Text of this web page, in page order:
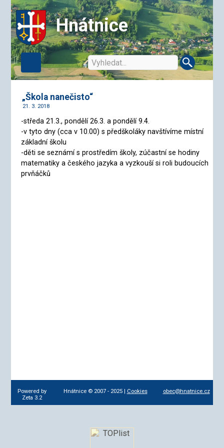
Hnátnice
„Škola nanečisto“
21. 3. 2018
-středa 21.3., pondělí 26.3. a pondělí 9.4.
-v tyto dny (cca v 10.00) s předškoláky navštívíme místní
základní školu
-děti se seznámí s prostředím školy, zúčastní se hodiny
matematiky a českého jazyka a vyzkouší si roli budoucích
prvňáčků
Powered by
Zeta 3.2
Hnátnice © 2007 - 2025 | Cookies obec@hnatnice.cz